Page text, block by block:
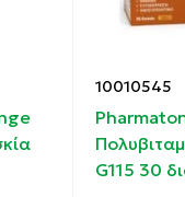
10010545
G115 30